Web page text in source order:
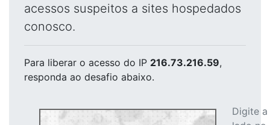
acessos suspeitos a sites hospedados
conosco.
Para liberar o acesso do IP 216.73.216.59,
responda ao desafio abaixo.
Digite